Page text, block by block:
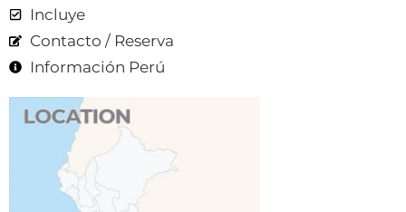
Incluye
Contacto / Reserva
Información Perú